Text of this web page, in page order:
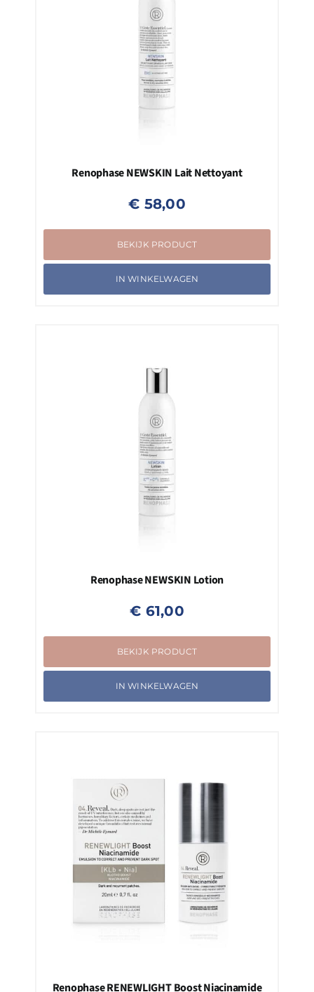
Renophase NEWSKIN Lait Nettoyant
€ 58,00
BEKIJK PRODUCT
IN WINKELWAGEN
Renophase NEWSKIN Lotion
€ 61,00
BEKIJK PRODUCT
IN WINKELWAGEN
Renophase RENEWLIGHT Boost Niacinamide